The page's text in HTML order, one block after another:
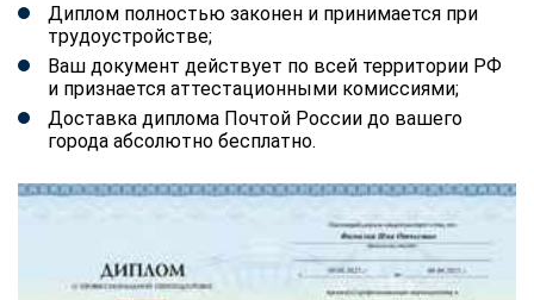
Диплом полностью законен и принимается при
трудоустройстве;
Ваш документ действует по всей территории РФ
и признается аттестационными комиссиями;
Доставка диплома Почтой России до вашего
города абсолютно бесплатно.